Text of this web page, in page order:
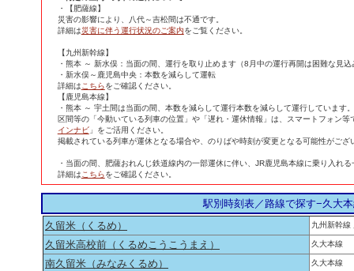
・【肥薩線】
災害の影響により、八代～吉松間は不通です。
詳細は災害に伴う運行状況のご案内をご覧ください。
【九州新幹線】
・熊本 ～ 新水俣：当面の間、運行を取り止めます（8月中の運行再開は困難な見込
・新水俣～鹿児島中央：本数を減らして運転
詳細は こちらをご確認ください。
【鹿児島本線】
・熊本 ～ 宇土間は当面の間、本数を減らして運行本数を減らして運行しています。
区間等の「今動いている列車の位置」や「遅れ・運休情報」は、スマートフォン等
インナビ」をご活用ください。
掲載されている列車が運休となる場合や、のりばや時刻が変更となる可能性がご
・当面の間、肥薩おれんじ鉄道線内の一部運休に伴い、JR鹿児島本線に乗り入れ
詳細は こちらをご確認ください。
駅別時刻表／路線で探す−久大
久留米（くるめ）
九州新幹線
久留米高校前（くるめこうこうまえ） 久大本線
南久留米（みなみくるめ） 久大本線